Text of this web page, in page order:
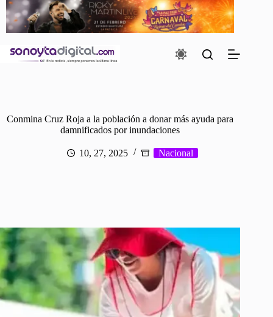
Saltar
contenido
Conmina Cruz Roja a la población a donar más ayuda para
damnificados por inundaciones
10, 27, 2025 Nacional